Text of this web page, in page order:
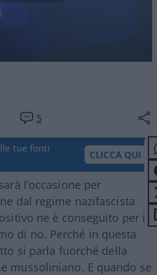
5
tue fonti
CLICCA QUI
l’occasione per
dal regime nazifascista
ne è conseguito per il
di no. Perché in questa
si parla fuorché della
mussoliniano. E quando se